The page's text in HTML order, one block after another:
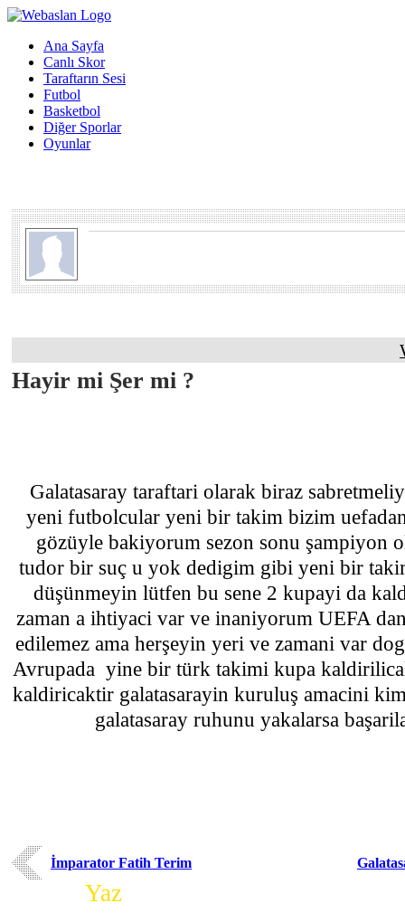
Ana Sayfa
Canlı Skor
Taraftarın Sesi
Futbol
Basketbol
Diğer Sporlar
Oyunlar
Hayir mi Şer mi ?
Galatasaray taraftari olarak biraz
yeni futbolcular yeni bir takim bizim
gözüyle bakiyorum sezon sonu şampiyon
tudor bir suç u yok dedigim gibi yeni bir
düşünmeyin lütfen bu sene 2 kupayi da
zaman a ihtiyaci var ve inaniyorum UEFA
edilemez ama herşeyin yeri ve zamani var
Avrupada yine bir türk takimi kupa
kaldiricaktir galatasarayin kuruluş amacini
galatasaray ruhunu yakalarsa
İmparator Fatih Terim
Yaz